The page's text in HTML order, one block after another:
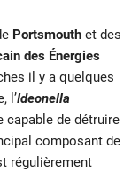
Portsmouth et des
des Énergies
il y a quelques
l’Ideonella
capable de détruire
composant de
régulièrement